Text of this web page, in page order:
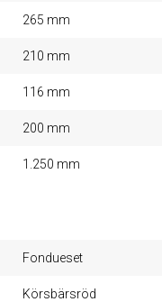
265 mm
210 mm
116 mm
200 mm
1.250 mm
Fondueset
Körsbärsröd